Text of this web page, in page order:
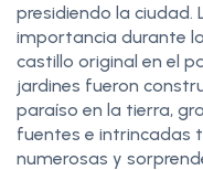
presidiendo la ciudad.
importancia durante
castillo original en el
jardines fueron
paraíso en la tierra,
fuentes e intrincadas
numerosas y